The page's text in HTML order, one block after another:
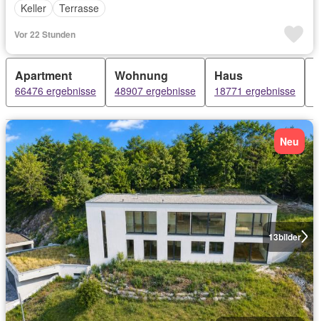
Keller
Terrasse
Vor 22 Stunden
Apartment
66476 ergebnisse
Wohnung
48907 ergebnisse
Haus
18771 ergebnisse
13bilder
Neu